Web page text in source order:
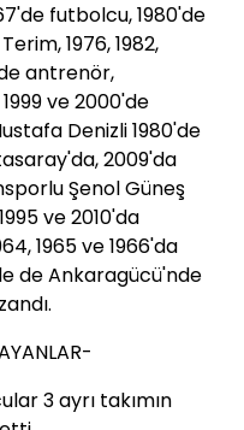
futbolcu, 1980'de
1976, 1982,
antrenör,
ve 2000'de
Denizli 1980'de
2009'da
Şenol Güneş
ve 2010'da
1965 ve 1966'da
de Ankaragücü'nde
3 ayrı takımın